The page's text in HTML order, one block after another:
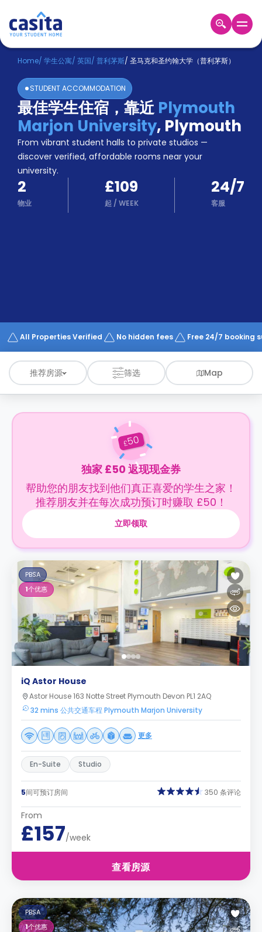
Home ZH GBP
登
入
Booking
Accommodation
About
us
Blog
Refer
And
Earn
Become
Works
Home/ 学生公寓/ 英国/ 普利茅斯/ 圣马克和圣约翰大学（普利茅斯）
STUDENT ACCOMMODATION
最佳学生住宿，靠近Plymouth
Marjon University, Plymouth
From vibrant student halls to private studios —
discover verified, affordable rooms near your
university.
2
物业
£109
起 / WEEK
24/7
客服
All Properties Verified No hidden fees Free 24/7 booking
推荐房源 筛选 Map
£50
独家 £50 返现现金券
帮助您的朋友找到他们真正喜爱的学生之家！
推荐朋友并在每次成功预订时赚取 £50！
立即领取
PBSA
1个优惠
iQ Astor House
Astor House 163 Notte Street Plymouth Devon PL1 2AQ
32 mins 公共交通车程 Plymouth Marjon University
更多
En-Suite Studio
5间可预订房间 350 条评论
From
£157/week
查看房源
PBSA
1个优惠